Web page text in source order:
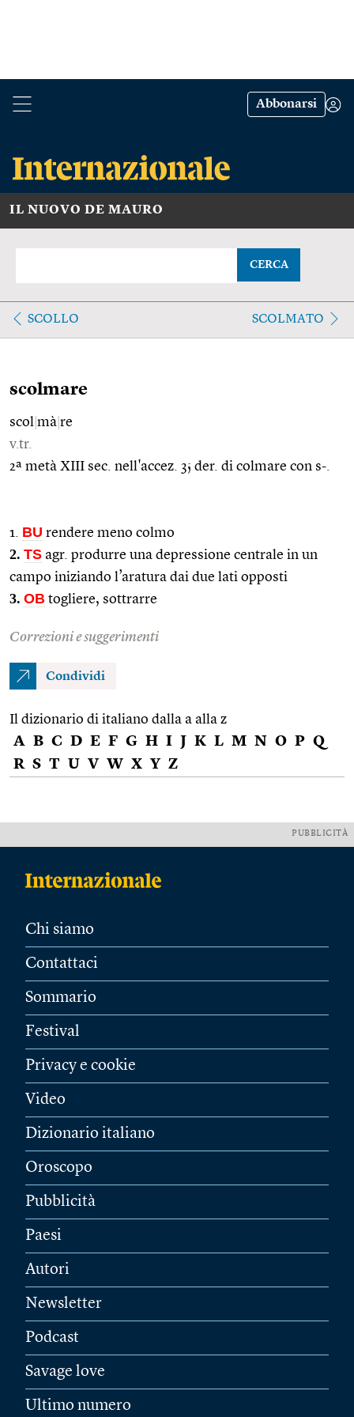
Abbonarsi
IL NUOVO DE MAURO
CERCA
SCOLLO SCOLMATO
scolmare
scol mà re
v.tr.
2ª metà XIII sec. nell'accez. 3; der. di colmare con s-.
1. BU rendere meno colmo
2. TS agr. produrre una depressione centrale in un
campo iniziando l’aratura dai due lati opposti
3. OB togliere, sottrarre
Correzioni e suggerimenti
Condividi
Il dizionario di italiano dalla a alla z
A B C D E F G H I J K L M N O P Q
R S T U V W X Y Z
PUBBLICITÀ
Chi siamo
Contattaci
Sommario
Festival
Privacy e cookie
Video
Dizionario italiano
Oroscopo
Pubblicità
Paesi
Autori
Newsletter
Podcast
Savage love
Ultimo numero